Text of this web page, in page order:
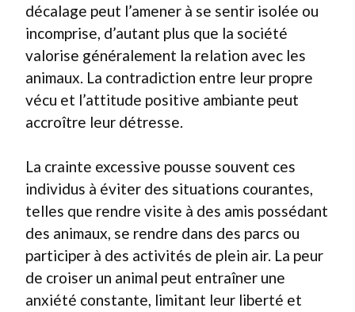
décalage peut l’amener à se sentir isolée ou
incomprise, d’autant plus que la société
valorise généralement la relation avec les
animaux. La contradiction entre leur propre
vécu et l’attitude positive ambiante peut
accroître leur détresse.
La crainte excessive pousse souvent ces
individus à éviter des situations courantes,
telles que rendre visite à des amis possédant
des animaux, se rendre dans des parcs ou
participer à des activités de plein air. La peur
de croiser un animal peut entraîner une
anxiété constante, limitant leur liberté et